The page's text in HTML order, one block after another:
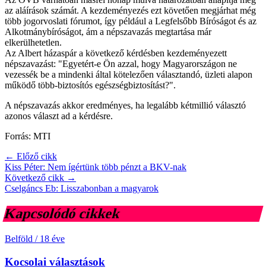
az aláírások számát. A kezdeményezés ezt követően megjárhat még
több jogorvoslati fórumot, így például a Legfelsőbb Bíróságot és az
Alkotmánybíróságot, ám a népszavazás megtartása már
elkerülhetetlen.
Az Albert házaspár a következő kérdésben kezdeményezett
népszavazást: "Egyetért-e Ön azzal, hogy Magyarországon ne
vezessék be a mindenki által kötelezően választandó, üzleti alapon
működő több-biztosítós egészségbiztosítást?".
A népszavazás akkor eredményes, ha legalább kétmillió választó
azonos választ ad a kérdésre.
Forrás: MTI
← Előző cikk
Kiss Péter: Nem ígértünk több pénzt a BKV-nak
Következő cikk →
Cselgáncs Eb: Lisszabonban a magyarok
Kapcsolódó cikkek
Belföld / 18 éve
Kocsolai választások